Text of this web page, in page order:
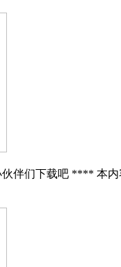
伙伴们下载吧 **** 本